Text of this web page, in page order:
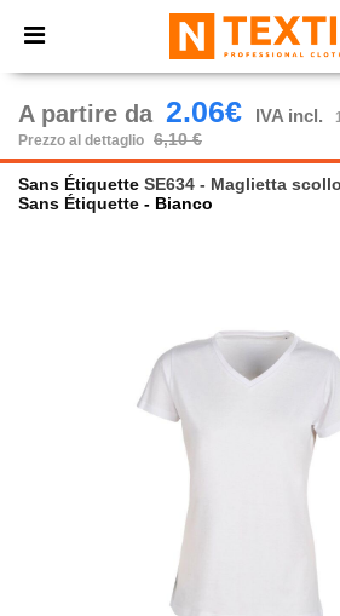
× App Ntextil
Prezzi migliori sull'app!
A partire da 2.06€ IVA incl.
Prezzo al dettaglio 6,10 €
Sans Étiquette SE634 - Maglietta
Sans Étiquette - Bianco